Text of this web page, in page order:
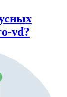
vd?